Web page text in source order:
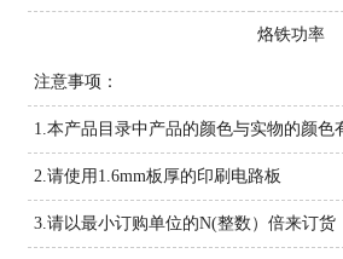
烙铁功率
注意事项：
1.本产品目录中产品的颜色与实物的颜色
2.请使用1.6mm板厚的印刷电路板
3.请以最小订购单位的N(整数）倍来订货